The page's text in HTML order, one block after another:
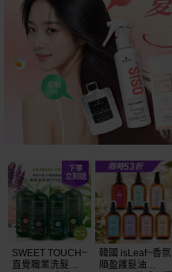
SWEET TOUCH~
直覺職業洗髮精
韓國 isLeaf~香氛
順盈護髮油